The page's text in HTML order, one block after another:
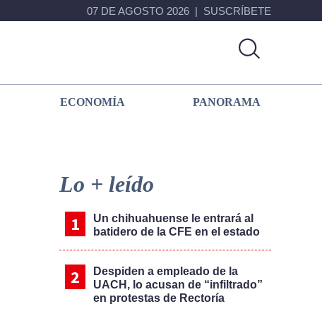
07 DE AGOSTO 2026 SUSCRÍBETE
ECONOMÍA PANORAMA
Sidebar
Lo + leído
Un chihuahuense le entrará al
batidero de la CFE en el estado
Despiden a empleado de la
UACH, lo acusan de “infiltrado”
en protestas de Rectoría